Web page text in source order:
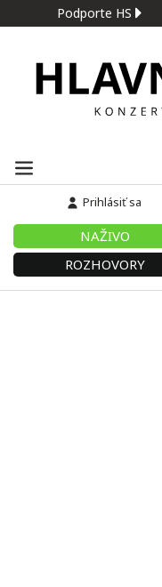
Podporte HS
Prihlásiť sa
NAŽIVO
ROZHOVORY